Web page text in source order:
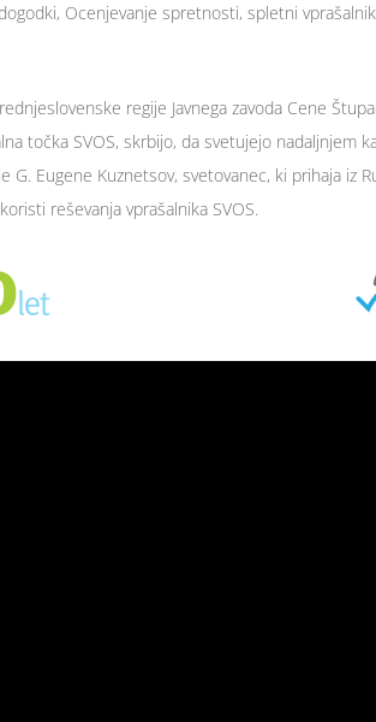
, Ocenjevanje spretnosti, spletni
regije Javnega zavoda Cene
točka SVOS, skrbijo, da svetujejo nadaljnjem
Eugene Kuznetsov, svetovanec, ki prihaja iz
reševanja vprašalnika SVOS.